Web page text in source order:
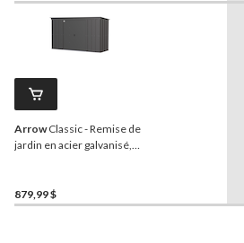
ArrowClassic - Remise de
jardin en acier galvanisé,
879,99 $